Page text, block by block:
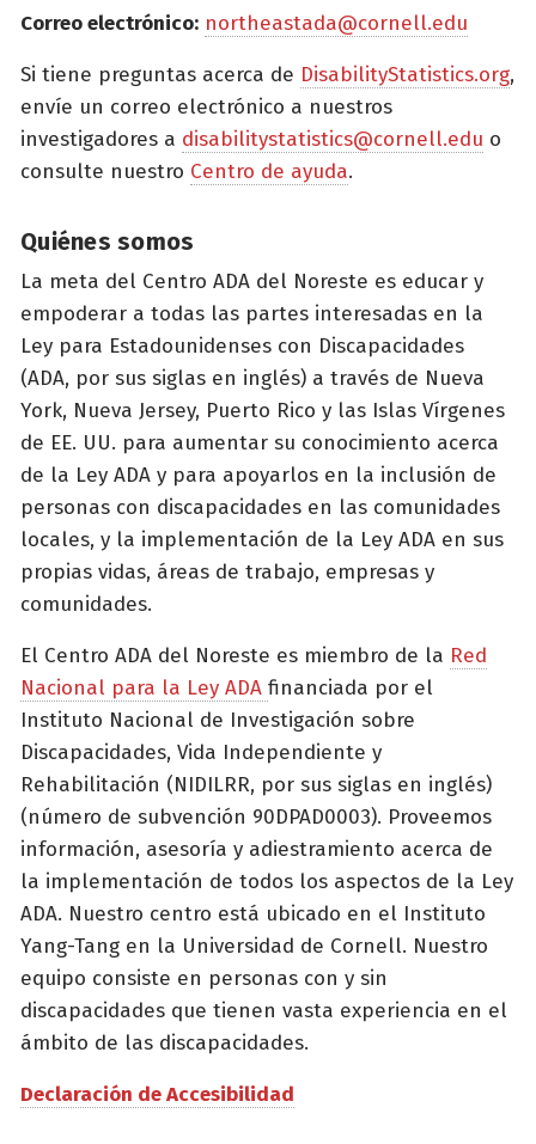
Correo electrónico: northeastada@cornell.edu
Si tiene preguntas acerca de DisabilityStatistics.org,
envíe un correo electrónico a nuestros
investigadores a disabilitystatistics@cornell.edu o
consulte nuestro Centro de ayuda.
Quiénes somos
La meta del Centro ADA del Noreste es educar y
empoderar a todas las partes interesadas en la
Ley para Estadounidenses con Discapacidades
(ADA, por sus siglas en inglés) a través de Nueva
York, Nueva Jersey, Puerto Rico y las Islas Vírgenes
de EE. UU. para aumentar su conocimiento acerca
de la Ley ADA y para apoyarlos en la inclusión de
personas con discapacidades en las comunidades
locales, y la implementación de la Ley ADA en sus
propias vidas, áreas de trabajo, empresas y
comunidades.
El Centro ADA del Noreste es miembro de la Red
Nacional para la Ley ADA financiada por el
Instituto Nacional de Investigación sobre
Discapacidades, Vida Independiente y
Rehabilitación (NIDILRR, por sus siglas en inglés)
(número de subvención 90DPAD0003). Proveemos
información, asesoría y adiestramiento acerca de
la implementación de todos los aspectos de la Ley
ADA. Nuestro centro está ubicado en el Instituto
Yang-Tang en la Universidad de Cornell. Nuestro
equipo consiste en personas con y sin
discapacidades que tienen vasta experiencia en el
ámbito de las discapacidades.
Declaración de Accesibilidad